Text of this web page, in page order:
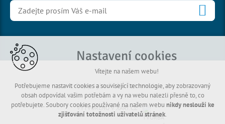
© Copyright 2026 Kamevéda
VYTVOŘENO V XART.CZ
Nastavení cookies
Vítejte na našem webu!
Potřebujeme nastavit cookies a související technologie, aby zobrazovaný
obsah odpovídal vašim potřebám a vy na webu nalezli přesně to, co
potřebujete. Soubory cookies používané na našem webu nikdy neslouží ke
zjišťování totožnosti uživatelů stránek.